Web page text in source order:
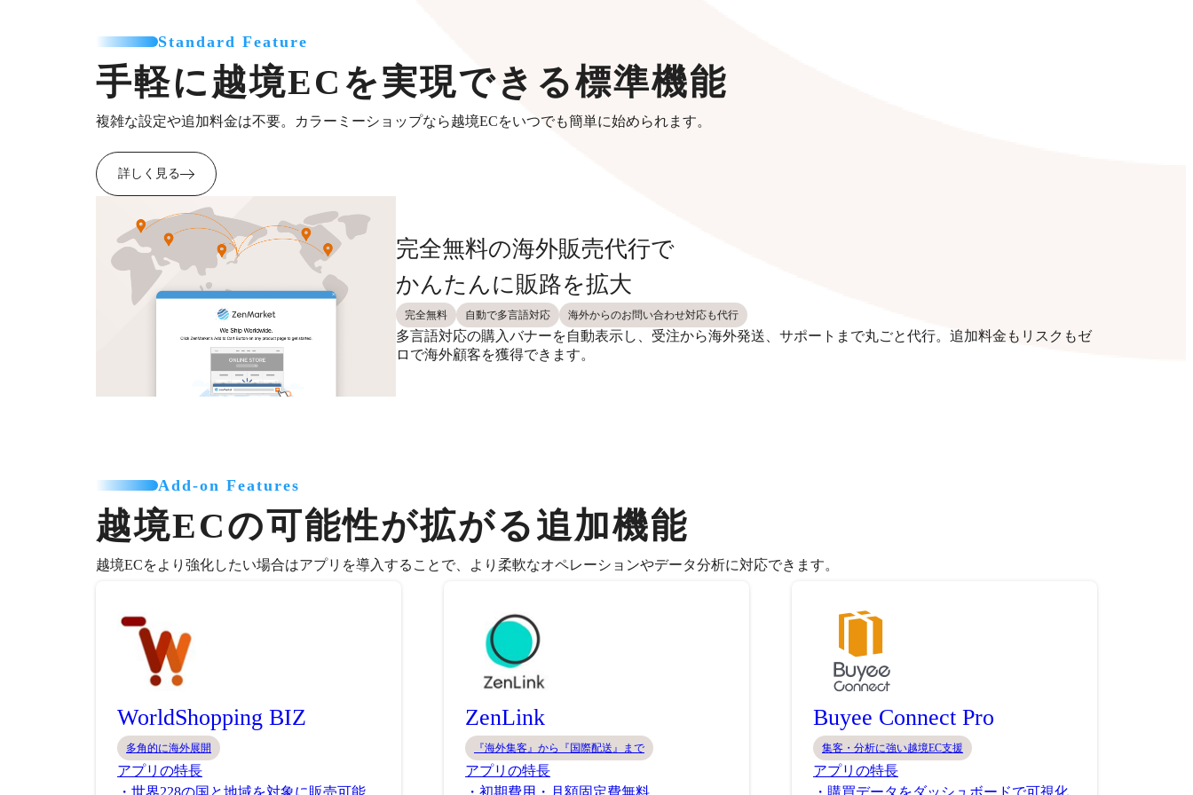
Standard Feature
手軽に越境ECを実現できる標準機能
複雑な設定や追加料金は不要。カラーミーショップなら越境ECをいつでも簡単に始められます。
詳しく見る
完全無料の海外販売代行で
かんたんに販路を拡大
完全無料 自動で多言語対応 海外からのお問い合わせ対応も代行
多言語対応の購入バナーを自動表示し、受注から海外発送、サポートまで丸ごと代行。追加料金もリスクもゼ
ロで海外顧客を獲得できます。
Add-on Features
越境ECの可能性が拡がる追加機能
越境ECをより強化したい場合はアプリを導入することで、より柔軟なオペレーションやデータ分析に対応できます。
WorldShopping BIZ
多角的に海外展開
アプリの特長
・世界228の国と地域を対象に販売可能
ZenLink
『海外集客』から『国際配送』まで
アプリの特長
・初期費用・月額固定費無料
Buyee Connect Pro
集客・分析に強い越境EC支援
アプリの特長
・購買データをダッシュボードで可視化